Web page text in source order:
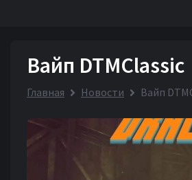
Вайп DTMClassic
Главная Новости Вайп